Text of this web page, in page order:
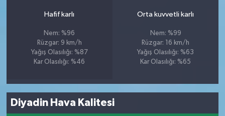
Hafif karlı
Nem: %96
Rüzgar: 9 km/h
Yağış Olasılığı: %87
Kar Olasılığı: %46
Orta kuvvetli karlı
Nem: %99
Rüzgar: 16 km/h
Yağış Olasılığı: %63
Kar Olasılığı: %65
Diyadin Hava Kalitesi